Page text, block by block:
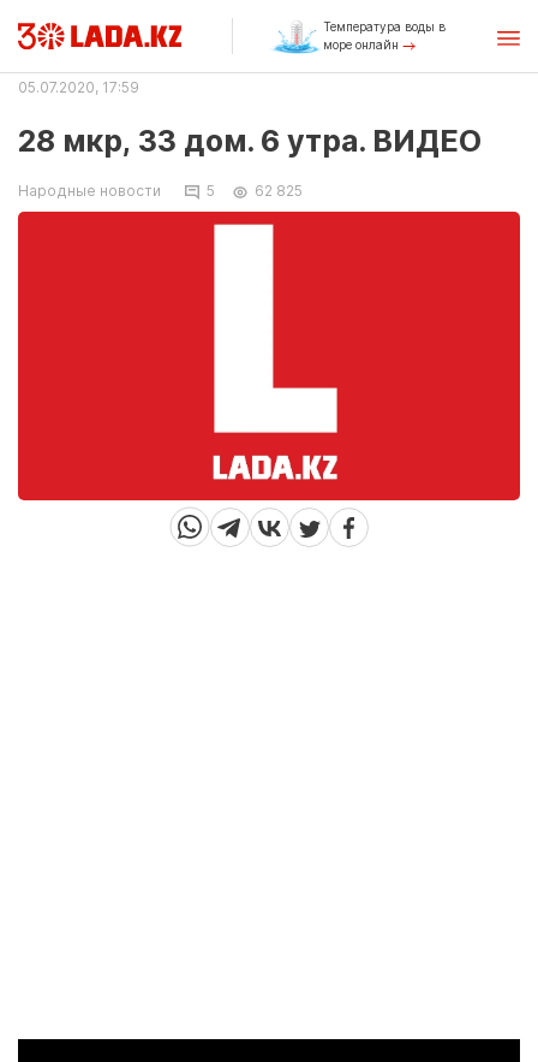
Температура воды в
море онлайн
05.07.2020, 17:59
28 мкр, 33 дом. 6 утра. ВИДЕО
Народные новости 5 62 825